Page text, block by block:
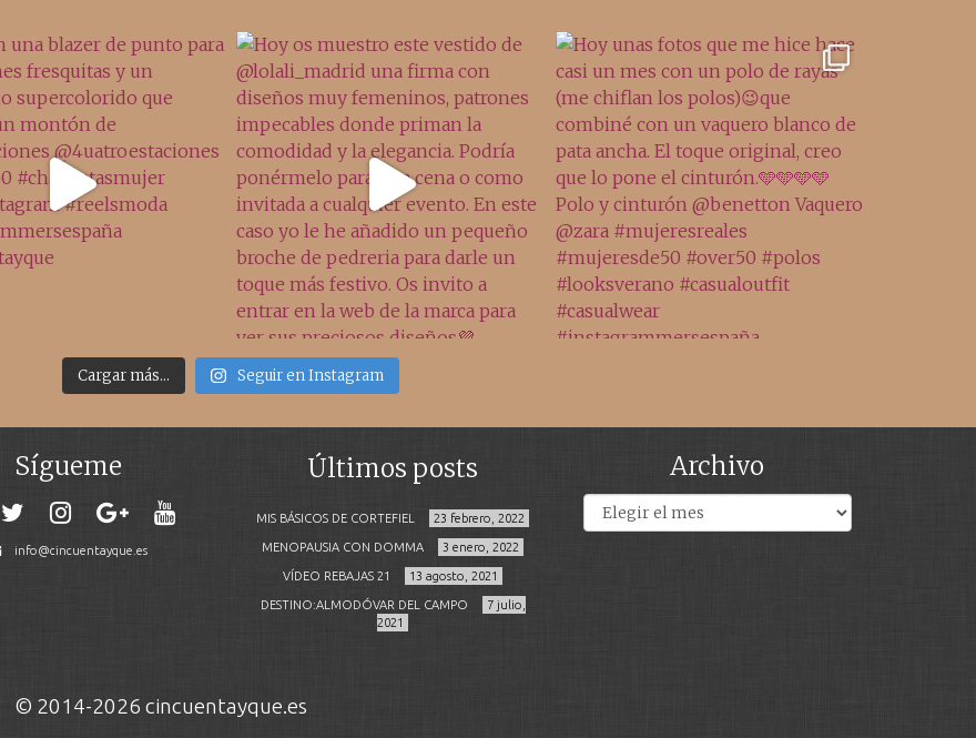
Cargar más... Seguir en Instagram
Sígueme
info@cincuentayque.es
Últimos posts
MIS BÁSICOS DE CORTEFIEL 23 febrero, 2022
MENOPAUSIA CON DOMMA 3 enero, 2022
VÍDEO REBAJAS 21 13 agosto, 2021
DESTINO:ALMODÓVAR DEL CAMPO
7 julio,
2021
Archivo
© 2014-2026 cincuentayque.es